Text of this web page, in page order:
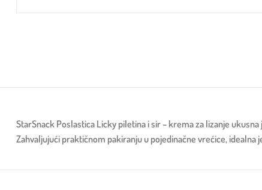
StarSnack Poslastica Licky piletina i sir – krema za lizanje ukusna
Zahvaljujući praktičnom pakiranju u pojedinačne vrećice,